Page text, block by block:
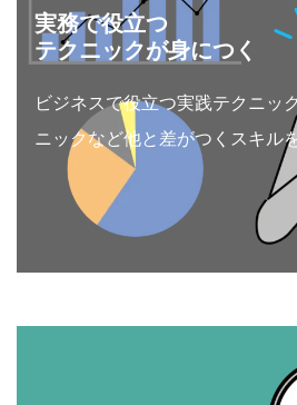
実務で役立つ
テクニックが身につく
ビジネスで役立つ実践テクニッ
ニックなど他と差がつくスキル